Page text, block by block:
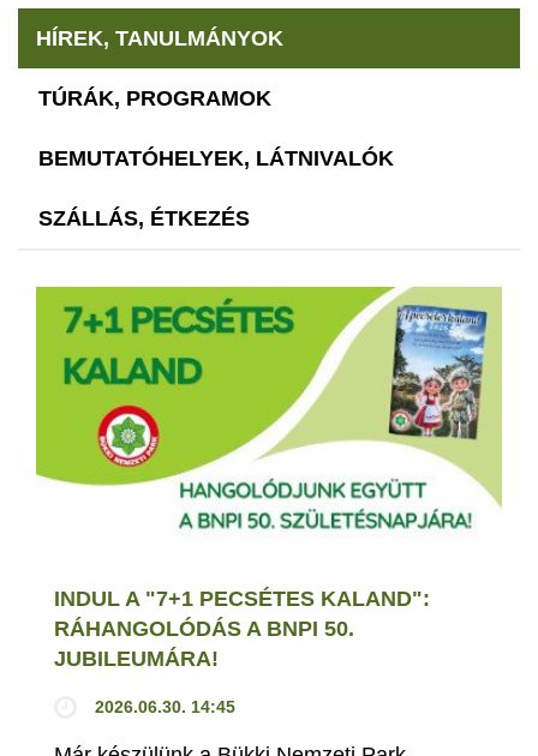
HÍREK, TANULMÁNYOK
TÚRÁK, PROGRAMOK
BEMUTATÓHELYEK, LÁTNIVALÓK
SZÁLLÁS, ÉTKEZÉS
INDUL A "7+1 PECSÉTES KALAND":
RÁHANGOLÓDÁS A BNPI 50.
JUBILEUMÁRA!
2026.06.30. 14:45